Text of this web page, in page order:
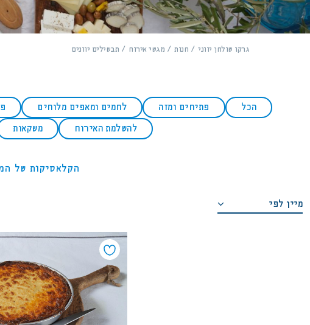
גרקו שולחן יווני חנות מגשי אירוח תבשילים יוונים
הכל פתיחים ומזה לחמים ומאפים מלוחים
להשלמת האירוח משקאות
הקלאסיקות של
מיין לפי